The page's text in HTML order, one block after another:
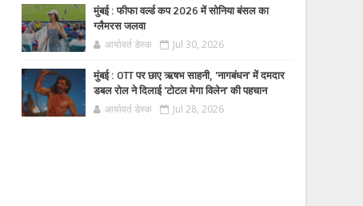
मुंबई : फीफा वर्ल्ड कप 2026 में सोनिया बंसल का
ग्लैमरस जलवा
आर्यावर्त डेस्क Jul 30, 2026
मुंबई : OTT पर छाए ऋषभ साहनी, 'नागबंधन' में दमदार
डबल रोल ने दिलाई 'टोटल मेगा विलेन' की पहचान
आर्यावर्त डेस्क Jul 28, 2026